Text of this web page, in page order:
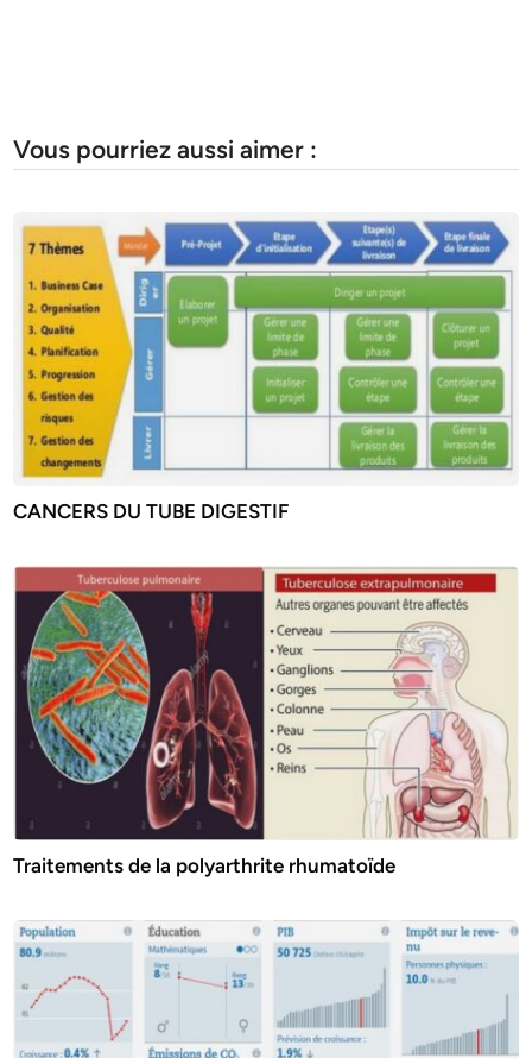
Vous pourriez aussi aimer :
CANCERS DU TUBE DIGESTIF
Traitements de la polyarthrite rhumatoïde